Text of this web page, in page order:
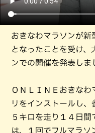
おきなわマラソンが新
となったことを受け、
ンでの開催を発表しま
ＯＮＬＩＮＥおきな
リをインストールし、
５キロを走り１４日間
は、１回でフルマラソ